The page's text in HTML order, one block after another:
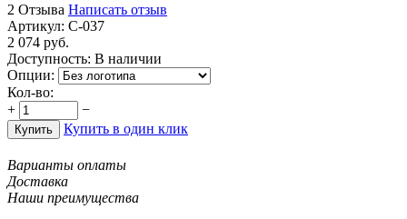
2 Отзыва Написать отзыв
Артикул: С-037
2 074 руб.
Доступность: В наличии
Опции:
Кол-во:
+
−
Купить Купить в один клик
Варианты оплаты
Доставка
Наши преимущества